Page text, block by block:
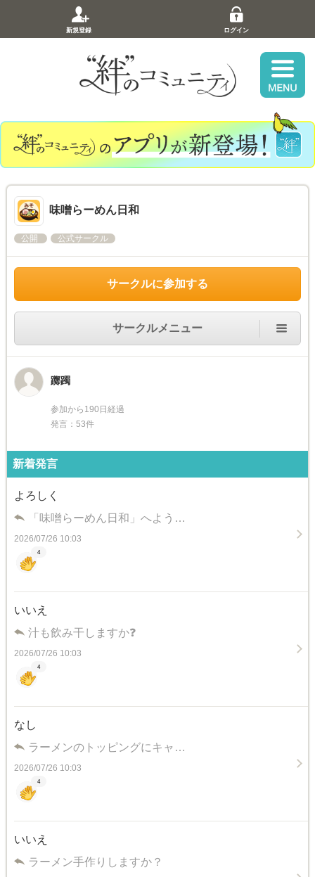
新規登録 ログイン
味噌らーめん日和
公開 公式サークル
サークルに参加する
サークルメニュー
躑躅
参加から190日経過
発言：53件
新着発言
よろしく
「味噌らーめん日和」へよう…
2026/07/26 10:03
4
いいえ
汁も飲み干しますか❓
2026/07/26 10:03
4
なし
ラーメンのトッピングにキャ…
2026/07/26 10:03
4
いいえ
ラーメン手作りしますか？